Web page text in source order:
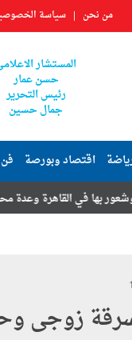
من نحن سياسة
المستشار
حسن عمار
رئيس التحرير
جمال حسين
اقتصاد وبورصة فن
وعدة محافظات
زوجى